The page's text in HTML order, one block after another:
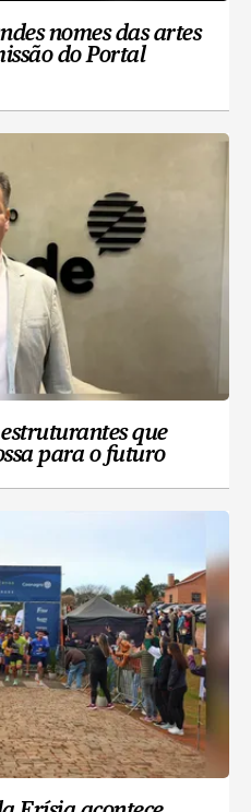
nomes das artes
do Portal
que
para o futuro